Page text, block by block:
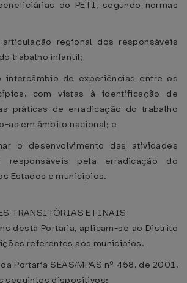
do PETI, segundo normas
regional dos responsáveis
trabalho infantil;
de experiências entre os
com vistas à identificação de
práticas de erradicação do trabalho
as em âmbito nacional; e
o desenvolvimento das atividades
responsáveis pela erradicação do
Estados e municípios.
TRANSITÓRIAS E FINAIS
desta Portaria, aplicam-se ao Distrito
referentes aos municípios.
Portaria SEAS/MPAS nº 458, de 2001,
seguintes dispositivos: